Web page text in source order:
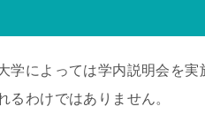
学によっては学内説明会を実
わけではありません。